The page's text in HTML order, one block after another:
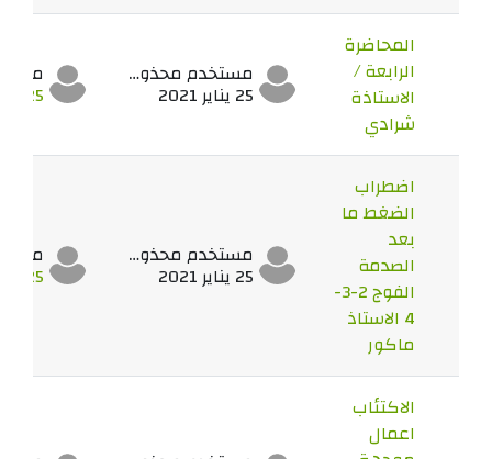
المحاضرة
الرابعة /
الاستاذة
شرادي
مستخدم محذوف
25 يناير 2021 25 يناير 2021
اضطراب
الضغط ما
بعد
الصدمة
الفوج 2-3-
4 الاستاذ
ماكور
مستخدم محذوف
25 يناير 2021 25 يناير 2021
الاكتئاب
اعمال